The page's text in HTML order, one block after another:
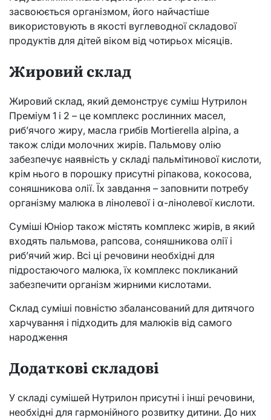
засвоюється організмом, його найчастіше
використовують в якості вуглеводної складової
продуктів для дітей віком від чотирьох місяців.
Жировий склад
Жировий склад, який демонструє суміш Нутрилон
Преміум 1 і 2 – це комплекс рослинних масел,
риб’ячого жиру, масла грибів Mortierella alpina, а
також сліди молочних жирів. Пальмову олію
забезпечує наявність у складі пальмітинової кислоти,
крім нього в порошку присутні ріпакова, кокосова,
соняшникова олії. Їх завдання – заповнити потребу
організму малюка в лінолевої і α-лінолевої кислоти.
Суміші Юніор також містять комплекс жирів, в який
входять пальмова, рапсова, соняшникова олії і
риб’ячий жир. Всі ці речовини необхідні для
підростаючого малюка, їх комплекс покликаний
забезпечити організм жирними кислотами.
Склад суміші повністю збалансований для дитячого
харчування і підходить для малюків від самого
народження
Додаткові складові
У складі сумішей Нутрилон присутні і інші речовини,
необхідні для гармонійного розвитку дитини. До них